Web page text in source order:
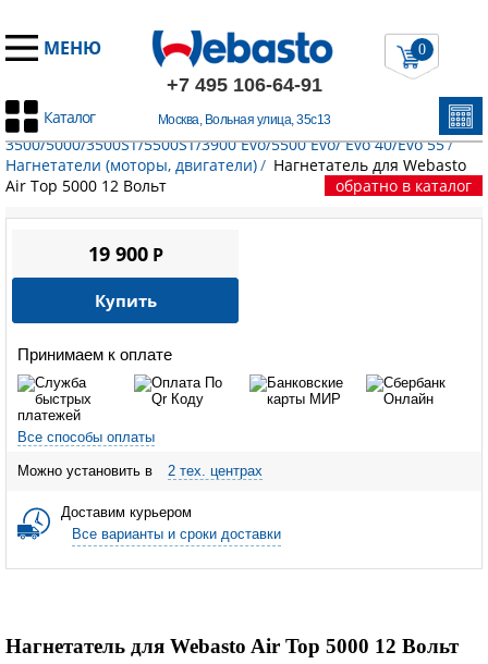
МЕНЮ
+7 495 106-64-91
Москва, Вольная улица, 35с13
Каталог
0
Главная / Запчасти Вебасто/Воздушные отопители
Air Top
3500/5000/3500ST/5500ST/3900 Evo/5500 Evo/ Evo 40/Evo 55/
Нагнетатели (моторы, двигатели)/ Нагнетатель для Webasto
Air Top 5000 12 Вольт
обратно в каталог
Принимаем к оплате
Все способы оплаты
Можно установить в 2 тех. центрах
Доставим курьером
Все варианты и сроки доставки
19 900P
Купить
Нагнетатель для Webasto Air Top 5000 12 Вольт